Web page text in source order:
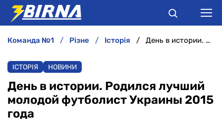
АНАЛІТИКА
ІНТЕРВ'Ю
команда №1 різне історія День в истории. Родился лучший молодой футболист Украины 2015 года
ІСТОРІЯ НОВИНИ
День в истории. Родился лучший
молодой футболист Украины 2015
года